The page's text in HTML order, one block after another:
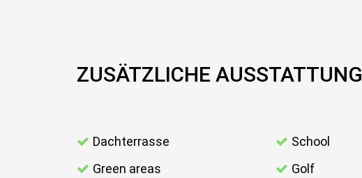
ZUSÄTZLICHE AUSSTATTUNG
Dachterrasse
Green areas
School
Golf